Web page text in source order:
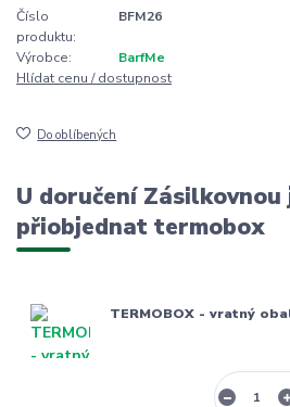
Číslo
produktu:
BFM26
Výrobce:
BarfMe
Hlídat cenu / dostupnost
Do oblíbených
U doručení
přiobjednat termobox
TERMOBOX - vratný